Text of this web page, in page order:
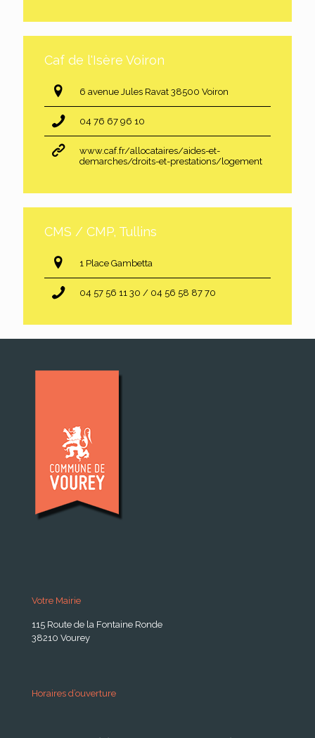
Caf de l'Isère Voiron
6 avenue Jules Ravat 38500 Voiron
04 76 67 96 10
www.caf.fr/allocataires/aides-et-
demarches/droits-et-prestations/logement
CMS / CMP, Tullins
1 Place Gambetta
04 57 56 11 30 / 04 56 58 87 70
Votre Mairie
115 Route de la Fontaine Ronde
38210 Vourey
Horaires d’ouverture